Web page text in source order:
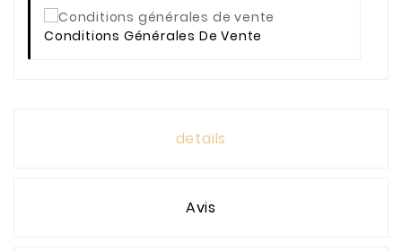
Conditions Générales De Vente
details
Avis